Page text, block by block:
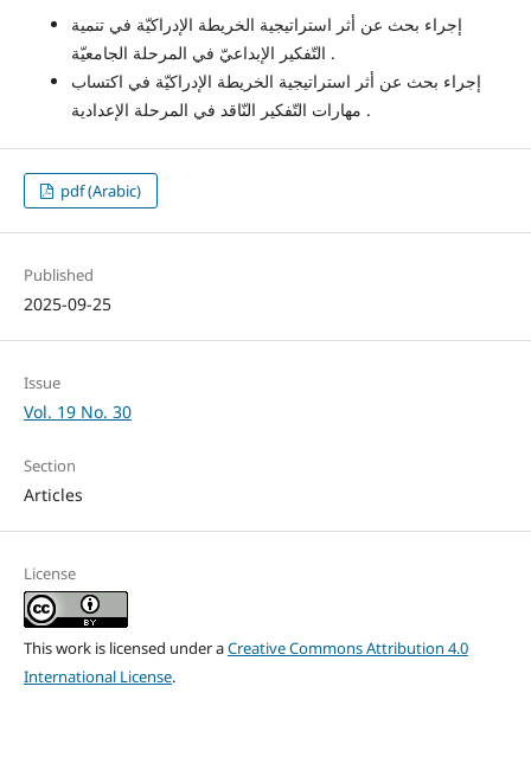
إجراء بحث عن أثر استراتيجية الخريطة الإدراكيّة في تنمية
التّفكير الإبداعيّ في المرحلة الجامعيّة .
إجراء بحث عن أثر استراتيجية الخريطة الإدراكيّة في اكتساب
مهارات التّفكير النّاقد في المرحلة الإعدادية .
pdf (Arabic)
Published
2025-09-25
Issue
Vol. 19 No. 30
Section
Articles
License
This work is licensed under aCreative Commons Attribution 4.0
International License.